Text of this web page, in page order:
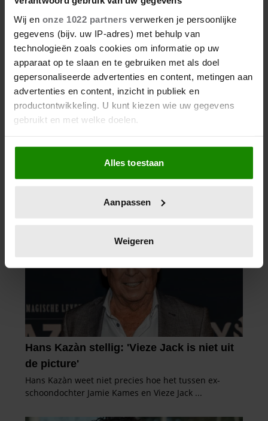
Wij en onze 1022 partners verwerken je persoonlijke
gegevens (bijv. uw IP-adres) met behulp van
technologieën zoals cookies om informatie op uw
apparaat op te slaan en te gebruiken met als doel
gepersonaliseerde advertenties en content, metingen aan
advertenties en content, inzicht in publiek en
productontwikkeling. U kunt kiezen wie uw gegevens
gebruikt en met welke doelen.
Als u het toestaat, willen we ook graag:
Informatie verzamelen over uw geografische
locatie, die tot een paar meter nauwkeurig kan zijn
scannen op specifieke eigenschappen (fingerprinting)
verwerkt en stel uw voorkeuren in het
intrekken in de Cookieverklaring.
We gebruiken cookies om content en advertenties te
personaliseren, om functies voor social media te bieden
en om ons websiteverkeer te analyseren. Ook delen we
informatie over uw gebruik van onze site met onze
partners voor social media, adverteren en analyse. Deze
partners kunnen deze gegevens combineren met andere
informatie die u aan ze heeft verstrekt of die ze hebben
verzameld op basis van uw gebruik van hun services. U
Alles toestaan
Aanpassen
Weigeren